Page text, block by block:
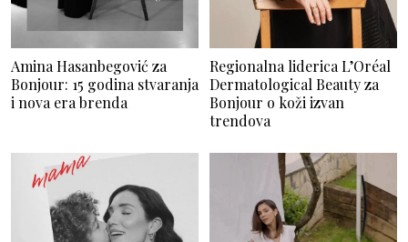
Amina Hasanbegović za
Bonjour: 15 godina stvaranja
i nova era brenda
Regionalna liderica L’Oréal
Dermatological Beauty za
Bonjour o koži izvan
trendova